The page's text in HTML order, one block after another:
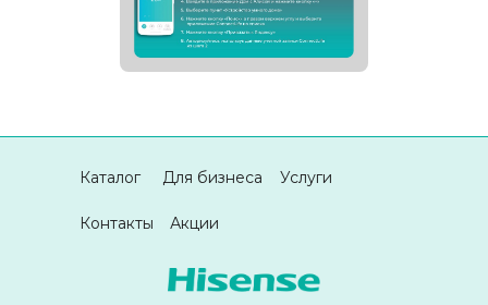
Контакты
Каталог Для бизнеса Услуги
Акции